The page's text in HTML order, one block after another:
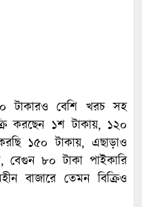
বেশি খরচ সহ
করছেন ১শ টাকায়, ১২০
১৫০ টাকায়, এছাড়াও
৮০ টাকা পাইকারি
বাজারে তেমন বিক্রিও